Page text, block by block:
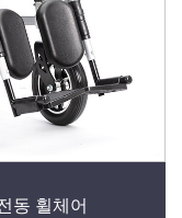
동 휠체어